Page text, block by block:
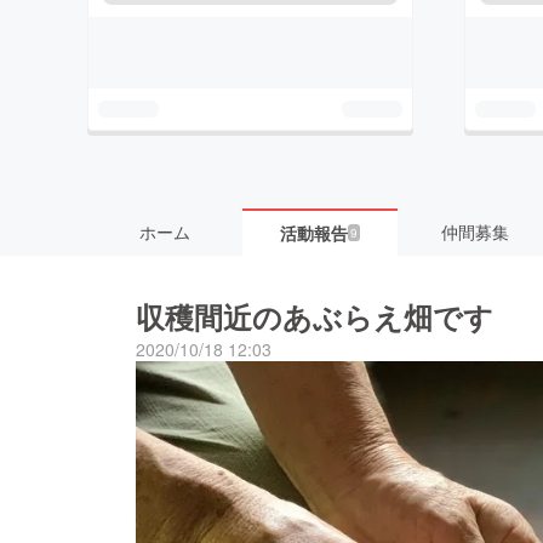
ホーム 活動報告9 仲間募集
収穫間近のあぶらえ畑です
2020/10/18 12:03